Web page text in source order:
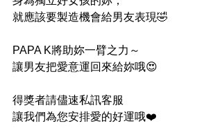
就應該要製造機會給男友表現🤣
PAPA K將助妳一臂之力～
讓男友把愛意運回來給妳哦😍
得獎者請儘速私訊客服
讓我們為您安排愛的好運哦❤️